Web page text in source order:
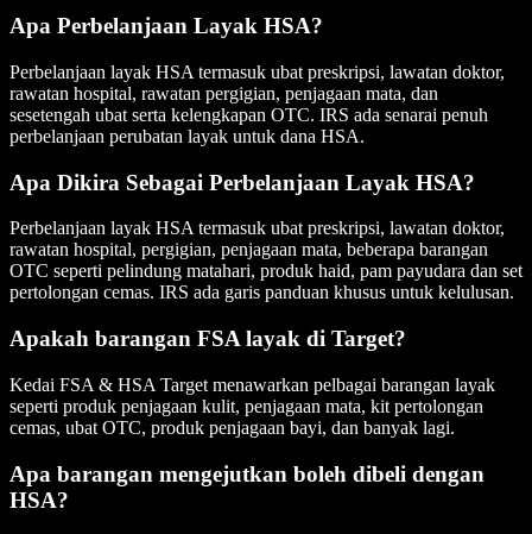
Apa Perbelanjaan Layak HSA?
Perbelanjaan layak HSA termasuk ubat preskripsi, lawatan doktor,
rawatan hospital, rawatan pergigian, penjagaan mata, dan
sesetengah ubat serta kelengkapan OTC. IRS ada senarai penuh
perbelanjaan perubatan layak untuk dana HSA.
Apa Dikira Sebagai Perbelanjaan Layak HSA?
Perbelanjaan layak HSA termasuk ubat preskripsi, lawatan doktor,
rawatan hospital, pergigian, penjagaan mata, beberapa barangan
OTC seperti pelindung matahari, produk haid, pam payudara dan set
pertolongan cemas. IRS ada garis panduan khusus untuk kelulusan.
Apakah barangan FSA layak di Target?
Kedai FSA & HSA Target menawarkan pelbagai barangan layak
seperti produk penjagaan kulit, penjagaan mata, kit pertolongan
cemas, ubat OTC, produk penjagaan bayi, dan banyak lagi.
Apa barangan mengejutkan boleh dibeli dengan
HSA?